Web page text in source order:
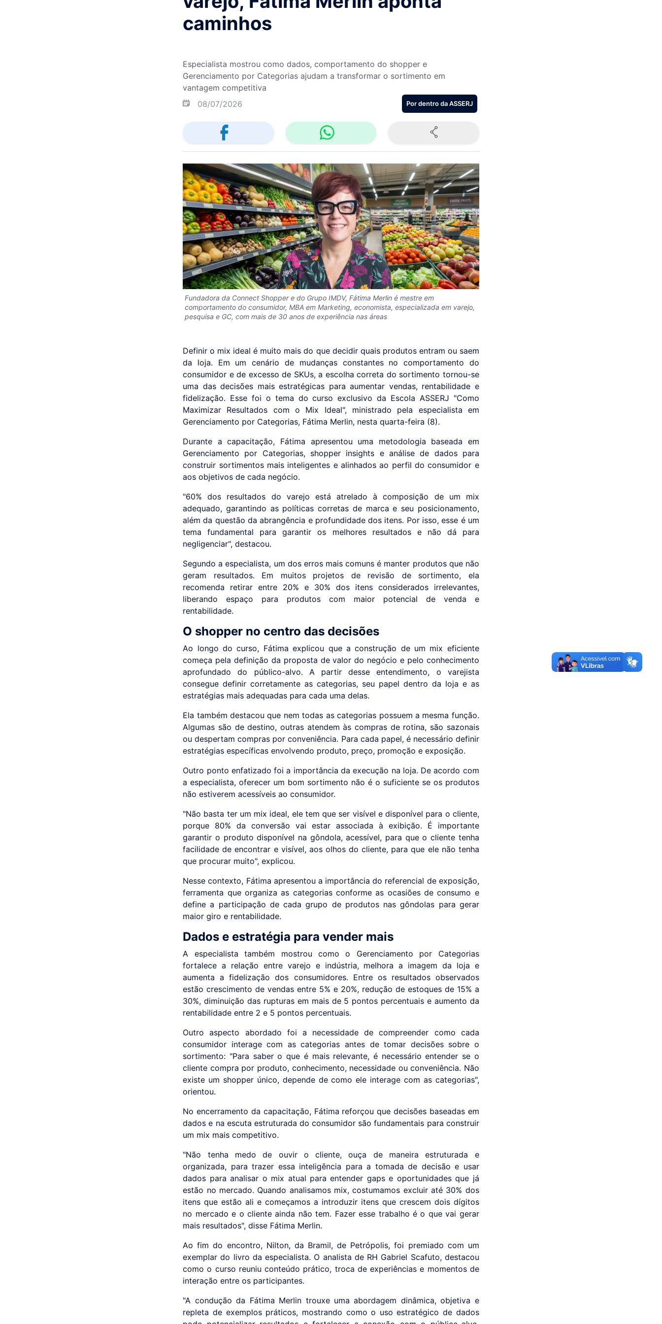
caminhos
Especialista mostrou como dados, comportamento do shopper e
Gerenciamento por Categorias ajudam a transformar o sortimento em
vantagem competitiva
08/07/2026
Por dentro da ASSERJ
Fundadora da Connect Shopper e do Grupo IMDV, Fátima Merlin é mestre em
comportamento do consumidor, MBA em Marketing, economista, especializada em varejo,
pesquisa e GC, com mais de 30 anos de experiência nas áreas
Definir o mix ideal é muito mais do que decidir quais produtos entram ou saem
da loja. Em um cenário de mudanças constantes no comportamento do
consumidor e de excesso de SKUs, a escolha correta do sortimento tornou-se
uma das decisões mais estratégicas para aumentar vendas, rentabilidade e
fidelização. Esse foi o tema do curso exclusivo da Escola ASSERJ "Como
Maximizar Resultados com o Mix Ideal", ministrado pela especialista em
Gerenciamento por Categorias, Fátima Merlin, nesta quarta-feira (8).
Durante a capacitação, Fátima apresentou uma metodologia baseada em
Gerenciamento por Categorias, shopper insights e análise de dados para
construir sortimentos mais inteligentes e alinhados ao perfil do consumidor e
aos objetivos de cada negócio.
"60% dos resultados do varejo está atrelado à composição de um mix
adequado, garantindo as políticas corretas de marca e seu posicionamento,
além da questão da abrangência e profundidade dos itens. Por isso, esse é um
tema fundamental para garantir os melhores resultados e não dá para
negligenciar", destacou.
Segundo a especialista, um dos erros mais comuns é manter produtos que não
geram resultados. Em muitos projetos de revisão de sortimento, ela
recomenda retirar entre 20% e 30% dos itens considerados irrelevantes,
liberando espaço para produtos com maior potencial de venda e
rentabilidade.
O shopper no centro das decisões
Ao longo do curso, Fátima explicou que a construção de um mix eficiente
começa pela definição da proposta de valor do negócio e pelo conhecimento
aprofundado do público-alvo. A partir desse entendimento, o varejista
consegue definir corretamente as categorias, seu papel dentro da loja e as
estratégias mais adequadas para cada uma delas.
Ela também destacou que nem todas as categorias possuem a mesma função.
Algumas são de destino, outras atendem às compras de rotina, são sazonais
ou despertam compras por conveniência. Para cada papel, é necessário definir
estratégias específicas envolvendo produto, preço, promoção e exposição.
Outro ponto enfatizado foi a importância da execução na loja. De acordo com
a especialista, oferecer um bom sortimento não é o suficiente se os produtos
não estiverem acessíveis ao consumidor.
"Não basta ter um mix ideal, ele tem que ser visível e disponível para o cliente,
porque 80% da conversão vai estar associada à exibição. É importante
garantir o produto disponível na gôndola, acessível, para que o cliente tenha
facilidade de encontrar e visível, aos olhos do cliente, para que ele não tenha
que procurar muito", explicou.
Nesse contexto, Fátima apresentou a importância do referencial de exposição,
ferramenta que organiza as categorias conforme as ocasiões de consumo e
define a participação de cada grupo de produtos nas gôndolas para gerar
maior giro e rentabilidade.
Dados e estratégia para vender mais
A especialista também mostrou como o Gerenciamento por Categorias
fortalece a relação entre varejo e indústria, melhora a imagem da loja e
aumenta a fidelização dos consumidores. Entre os resultados observados
estão crescimento de vendas entre 5% e 20%, redução de estoques de 15% a
30%, diminuição das rupturas em mais de 5 pontos percentuais e aumento da
rentabilidade entre 2 e 5 pontos percentuais.
Outro aspecto abordado foi a necessidade de compreender como cada
consumidor interage com as categorias antes de tomar decisões sobre o
sortimento: "Para saber o que é mais relevante, é necessário entender se o
cliente compra por produto, conhecimento, necessidade ou conveniência. Não
existe um shopper único, depende de como ele interage com as categorias",
orientou.
No encerramento da capacitação, Fátima reforçou que decisões baseadas em
dados e na escuta estruturada do consumidor são fundamentais para construir
um mix mais competitivo.
"Não tenha medo de ouvir o cliente, ouça de maneira estruturada e
organizada, para trazer essa inteligência para a tomada de decisão e usar
dados para analisar o mix atual para entender gaps e oportunidades que já
estão no mercado. Quando analisamos mix, costumamos excluir até 30% dos
itens que estão ali e começamos a introduzir itens que crescem dois dígitos
no mercado e o cliente ainda não tem. Fazer esse trabalho é o que vai gerar
mais resultados", disse Fátima Merlin.
Ao fim do encontro, Nilton, da Bramil, de Petrópolis, foi premiado com um
exemplar do livro da especialista. O analista de RH Gabriel Scafuto, destacou
como o curso reuniu conteúdo prático, troca de experiências e momentos de
interação entre os participantes.
"A condução da Fátima Merlin trouxe uma abordagem dinâmica, objetiva e
repleta de exemplos práticos, mostrando como o uso estratégico de dados